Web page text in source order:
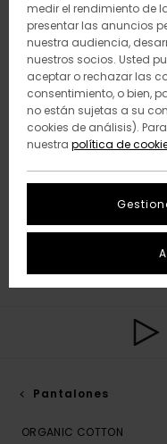
Pantalones
ORGANIC COTTON
medir el rendimiento de
presentar las anuncios
nuestra audiencia,
nuestros socios. Usted
aceptar o rechazar las
consentimiento, o bien,
no están sujetas a su
cookies de análisis).
nuestra política de